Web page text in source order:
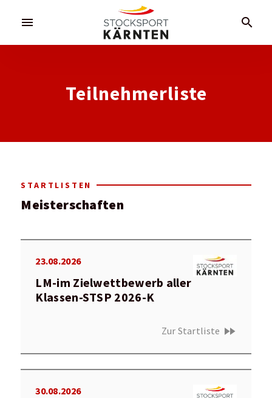
menu search
Teilnehmerliste
STARTLISTEN
Meisterschaften
23.08.2026
LM-im Zielwettbewerb aller
Klassen-STSP 2026-K
Zur Startliste fast_forward
30.08.2026